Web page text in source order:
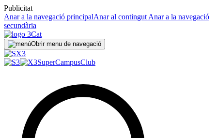
Publicitat
Anar a la navegació principalAnar al contingut Anar a la navegació
secundària
Obrir menu de navegació
SuperCampusClub